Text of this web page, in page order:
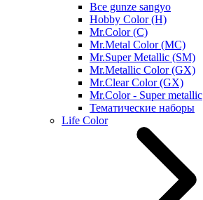
Все gunze sangyo
Hobby Color (H)
Mr.Color (C)
Mr.Metal Color (MC)
Mr.Super Metallic (SM)
Mr.Metallic Color (GX)
Mr.Clear Color (GX)
Mr.Color - Super metallic
Тематические наборы
Life Color